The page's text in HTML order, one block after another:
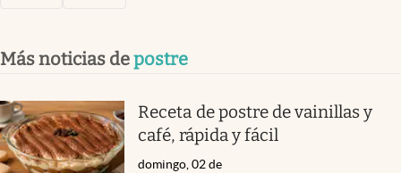
Más noticias depostre
Receta de postre de vainillas y
café, rápida y fácil
domingo, 02 de